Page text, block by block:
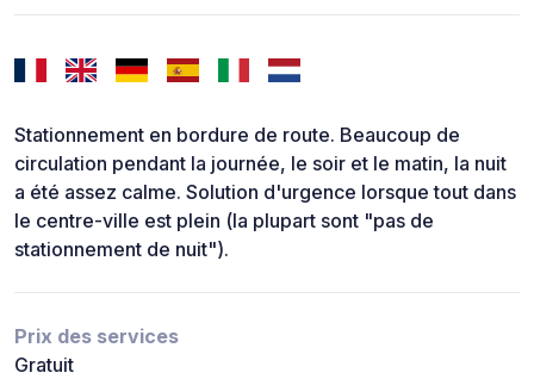
Stationnement en bordure de route. Beaucoup de
circulation pendant la journée, le soir et le matin, la nuit
a été assez calme. Solution d'urgence lorsque tout dans
le centre-ville est plein (la plupart sont "pas de
stationnement de nuit").
Prix des services
Gratuit